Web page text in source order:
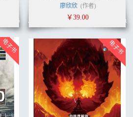
廖欣欣 (作者)
￥39.00